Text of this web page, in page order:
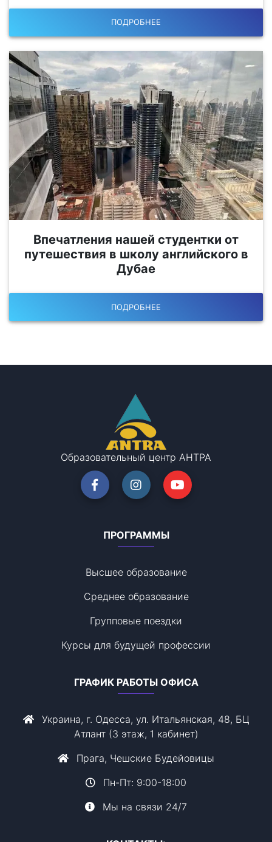
ПОДРОБНЕЕ
Впечатления нашей студентки от
путешествия в школу английского в
Дубае
ПОДРОБНЕЕ
Образовательный центр АНТРА
ПРОГРАММЫ
Высшее образование
Среднее образование
Групповые поездки
Курсы для будущей профессии
ГРАФИК РАБОТЫ ОФИСА
Украина, г. Одесса, ул. Итальянская, 48, БЦ
Атлант (3 этаж, 1 кабинет)
Прага, Чешские Будейовицы
Пн-Пт: 9:00-18:00
Мы на связи 24/7